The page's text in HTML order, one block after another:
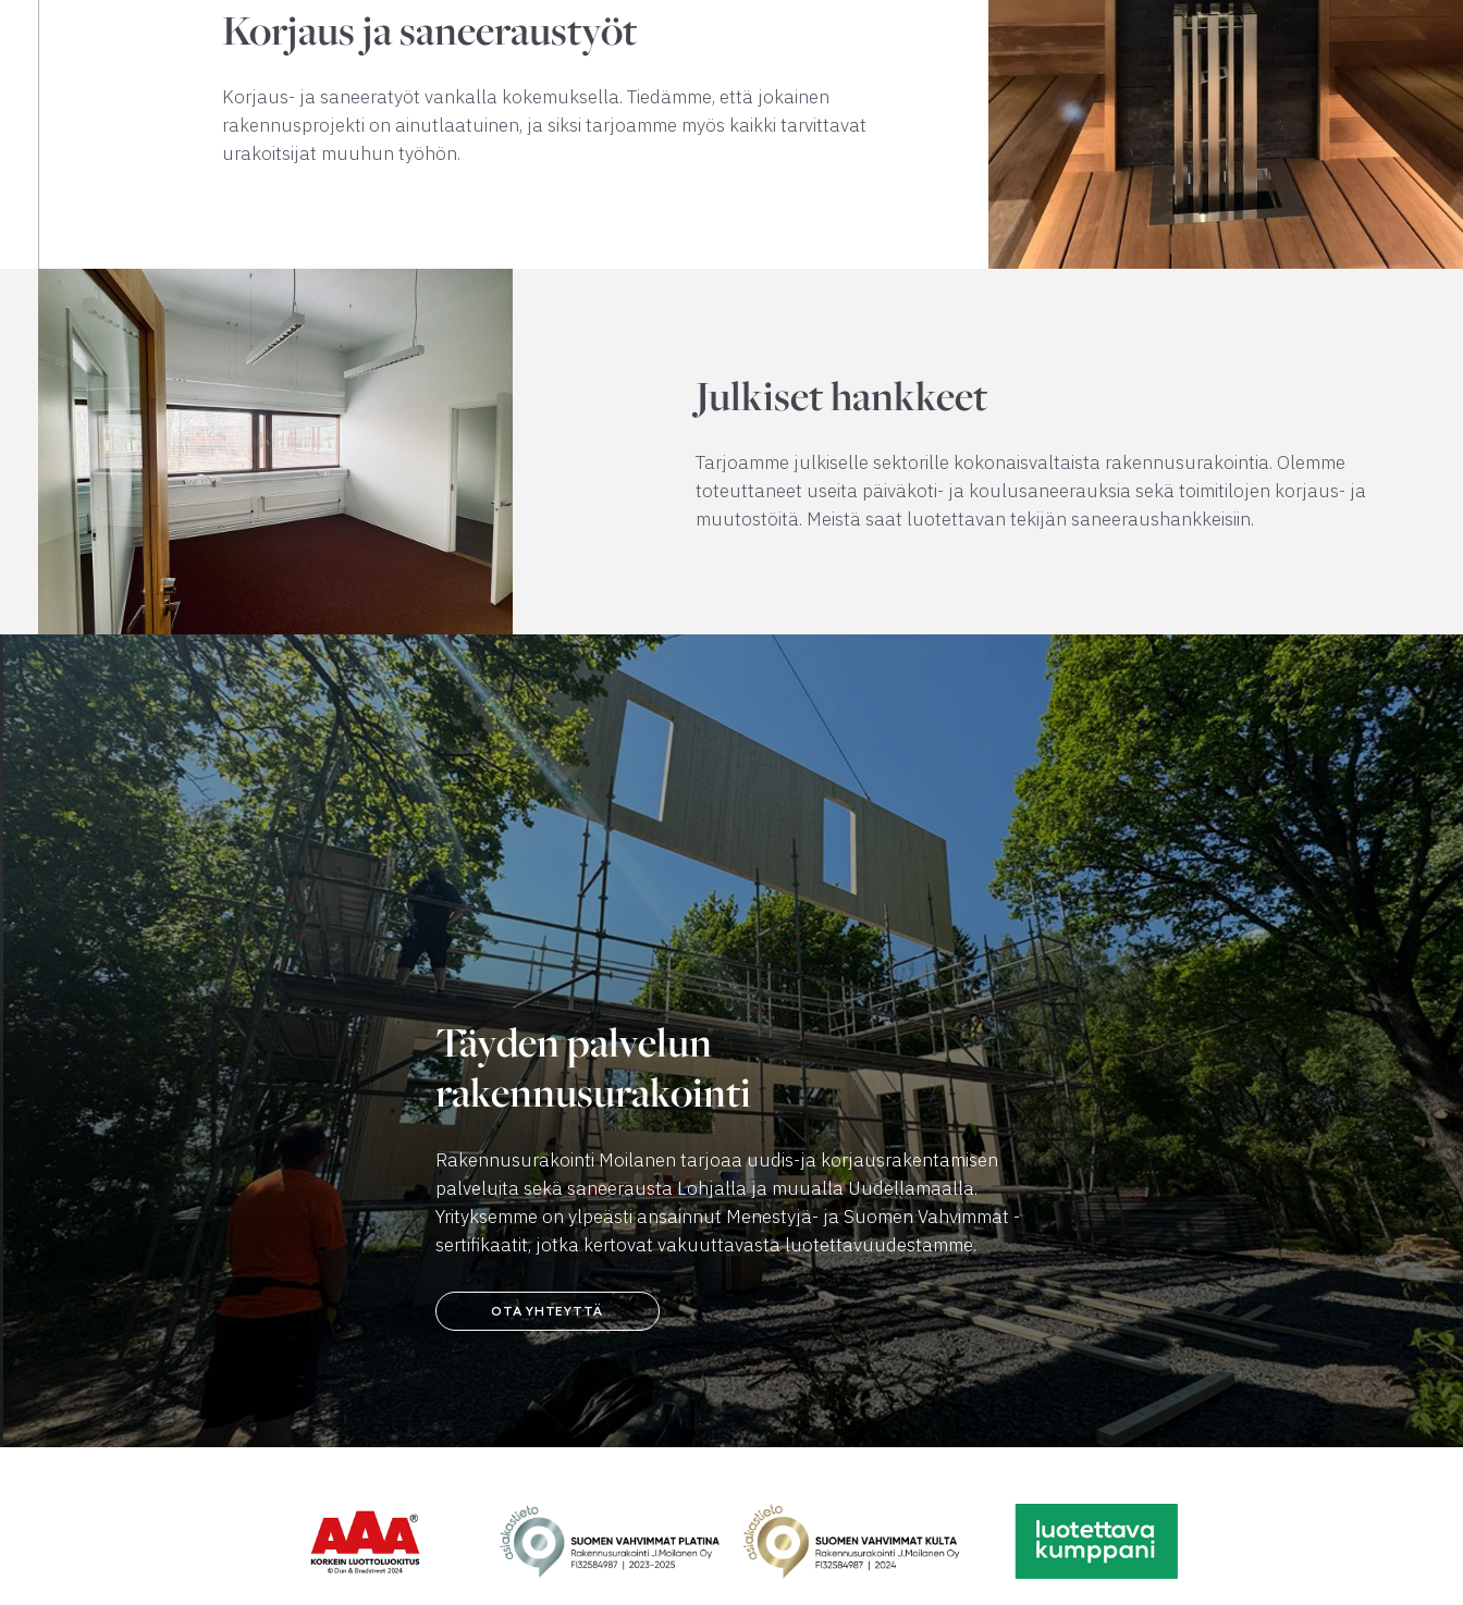
Korjaus ja saneeraustyöt
Korjaus- ja saneeratyöt vankalla kokemuksella. Tiedämme, että jokainen
rakennusprojekti on ainutlaatuinen, ja siksi tarjoamme myös kaikki tarvittavat
urakoitsijat muuhun työhön.
Julkiset hankkeet
Tarjoamme julkiselle sektorille kokonaisvaltaista rakennusurakointia. Olemme
toteuttaneet useita päiväkoti- ja koulusaneerauksia sekä toimitilojen korjaus- ja
muutostöitä. Meistä saat luotettavan tekijän saneeraushankkeisiin.
Täyden palvelun
rakennusurakointi
Rakennusurakointi Moilanen tarjoaa uudis-ja korjausrakentamisen
palveluita sekä saneerausta Lohjalla ja muualla Uudellamaalla.
Yrityksemme on ylpeästi ansainnut Menestyjä- ja Suomen Vahvimmat -
sertifikaatit, jotka kertovat vakuuttavasta luotettavuudestamme.
OTA YHTEYTTÄ